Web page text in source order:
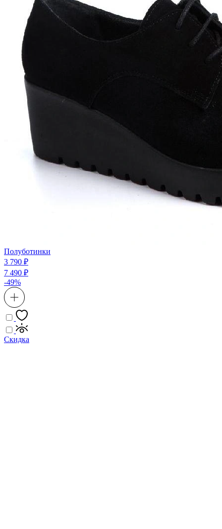
Полуботинки
3 790 ₽
7 490 ₽
-49%
Скидка